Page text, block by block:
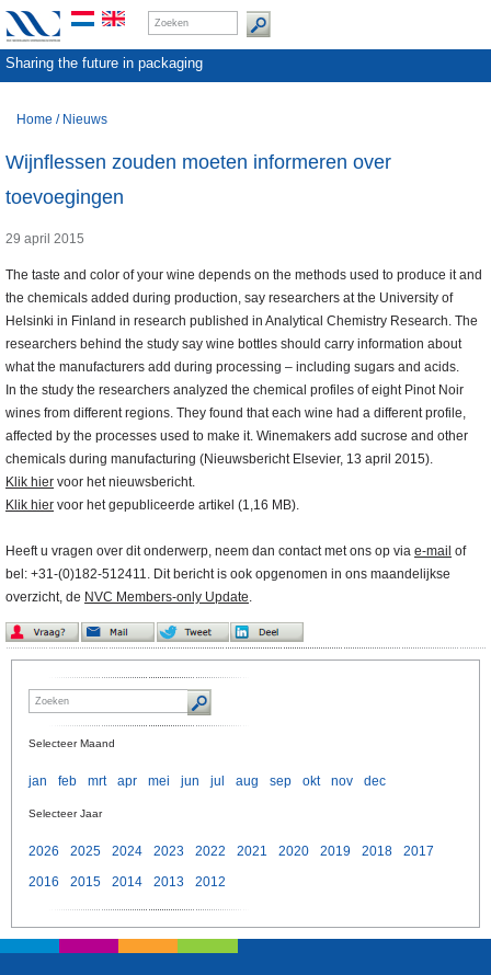
Sharing the future in packaging
Home / Nieuws
Wijnflessen zouden moeten informeren over
toevoegingen
29 april 2015
The taste and color of your wine depends on the methods used to produce it and
the chemicals added during production, say researchers at the University of
Helsinki in Finland in research published in Analytical Chemistry Research. The
researchers behind the study say wine bottles should carry information about
what the manufacturers add during processing – including sugars and acids.
In the study the researchers analyzed the chemical profiles of eight Pinot Noir
wines from different regions. They found that each wine had a different profile,
affected by the processes used to make it. Winemakers add sucrose and other
chemicals during manufacturing (Nieuwsbericht Elsevier, 13 april 2015).
Klik hier voor het nieuwsbericht.
Klik hier voor het gepubliceerde artikel (1,16 MB).
Heeft u vragen over dit onderwerp, neem dan contact met ons op via e-mail of
bel: +31-(0)182-512411. Dit bericht is ook opgenomen in ons maandelijkse
overzicht, de NVC Members-only Update.
Selecteer Maand
jan feb mrt apr mei jun jul aug sep okt nov dec
Selecteer Jaar
2026 2025 2024 2023 2022 2021 2020 2019 2018
2017
2016
2015 2014 2013 2012